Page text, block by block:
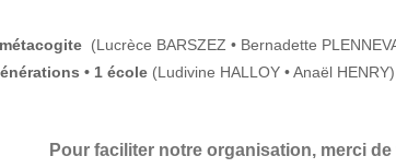
(Lucrèce BARSZEZ • Bernadette
• 1 école (Ludivine HALLOY • Anaël HENRY)
Pour faciliter notre organisation, merci